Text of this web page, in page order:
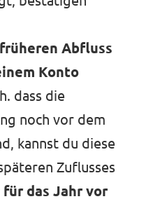
früheren Abfluss
Konto
dass die
noch vor dem
kannst du diese
Zuflusses
für das Jahr vor